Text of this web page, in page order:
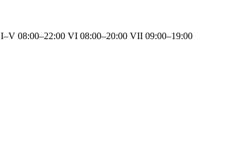
I–V 08:00–22:00 VI 08:00–20:00 VII 09:00–19:00